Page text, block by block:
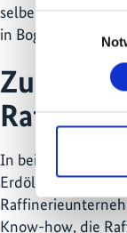
selben Standort
in Bogotá ist für
In beiden Fällen
Erdölsektor. Eine
Know-how, die